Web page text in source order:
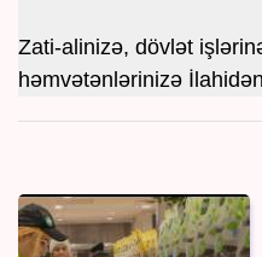
Zati-alinizə, dövlət
həmvətənlərinizə